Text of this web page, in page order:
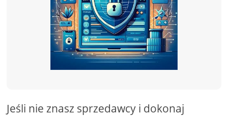
Jeśli nie znasz sprzedawcy i dokonaj